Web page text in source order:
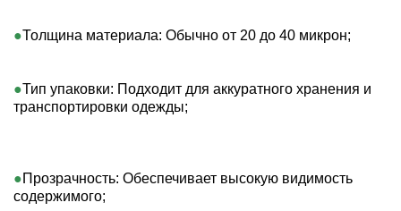
Толщина материала: Обычно от 20 до 40 микрон;
Тип упаковки: Подходит для аккуратного хранения и
транспортировки одежды;
Прозрачность: Обеспечивает высокую видимость
содержимого;